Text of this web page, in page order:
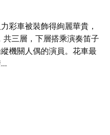
彩車被裝飾得絢麗華貴，
共三層，下層搭乘演奏笛子
機關人偶的演員。花車最